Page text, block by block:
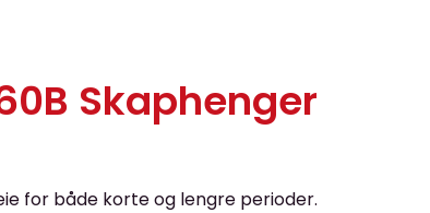
Skaphenger
for både korte og lengre perioder.